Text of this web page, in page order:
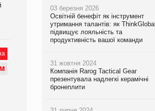
М
03 березня 2026
Освітній бенефіт як інструмент
утримання талантів: як ThinkGlobal
підвищує лояльність та
продуктивність вашої команди
31 жовтня 2024
Компанія Rarog Tactical Gear
презентувала надлегкі керамічні
бронеплити